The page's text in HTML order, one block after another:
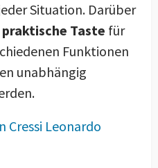
Situation. Darüber
praktische Taste für
Funktionen
unabhängig
Cressi Leonardo